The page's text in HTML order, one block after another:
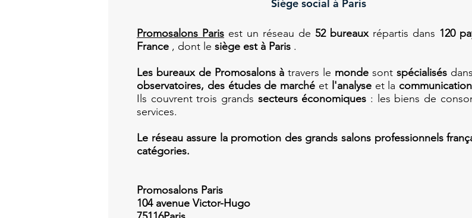
Siège social à Paris
Promosalons Paris est un réseau de 52 bureauxrépartis dans 120
France , dont le siège est à Paris .
Les bureaux de Promosalons à travers le monde sont spécialisés
observatoires, des études de marché et l'analyseet la
Ils couvrent trois grands secteurs économiques : les biens de
services.
Le réseau assure la promotion des grands salons professionnels
catégories.
Promosalons Paris
104 avenue Victor-Hugo